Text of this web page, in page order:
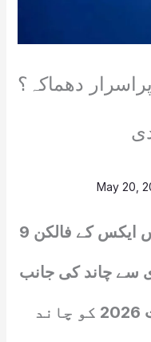
دھماکہ؟
May 20,
ایلون مسک کی کمپنی اسپیس ایکس کے فالکن 9
سے چاند کی جانب
بڑھ رہا ہے۔ جس کا 5 اگست 2026 کو چاند